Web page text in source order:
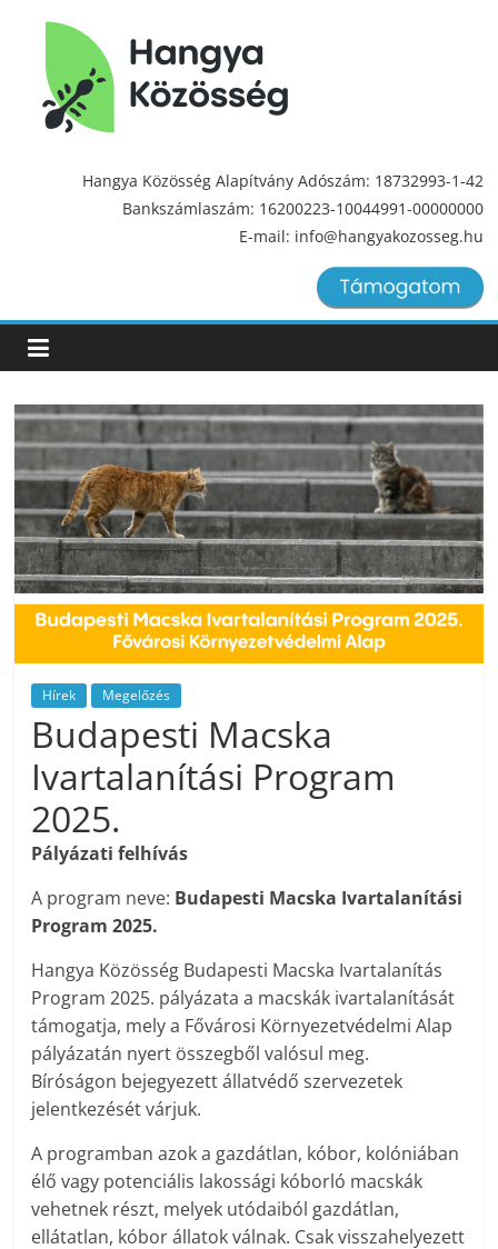
Hangya
Közösség
Hangya Közösség Alapítvány Adószám: 18732993-1-42
Bankszámlaszám: 16200223-10044991-00000000
E-mail: info@hangyakozosseg.hu
Hírek Megelőzés
Budapesti Macska
Ivartalanítási Program
2025.
Pályázati felhívás
A program neve: Budapesti Macska Ivartalanítási
Program 2025.
Hangya Közösség Budapesti Macska Ivartalanítás
Program 2025. pályázata a macskák ivartalanítását
támogatja, mely a Fővárosi Környezetvédelmi Alap
pályázatán nyert összegből valósul meg.
Bíróságon bejegyezett állatvédő szervezetek
jelentkezését várjuk.
A programban azok a gazdátlan, kóbor, kolóniában
élő vagy potenciális lakossági kóborló macskák
vehetnek részt, melyek utódaiból gazdátlan,
ellátatlan, kóbor állatok válnak. Csak visszahelyezett